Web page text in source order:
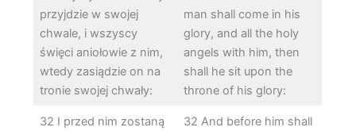
przyjdzie w swojej
chwale, i wszyscy
święci aniołowie z nim,
wtedy zasiądzie on na
tronie swojej chwały:
man shall come in his
glory, and all the holy
angels with him, then
shall he sit upon the
throne of his glory:
32 I przed nim zostaną
32 And before him shall